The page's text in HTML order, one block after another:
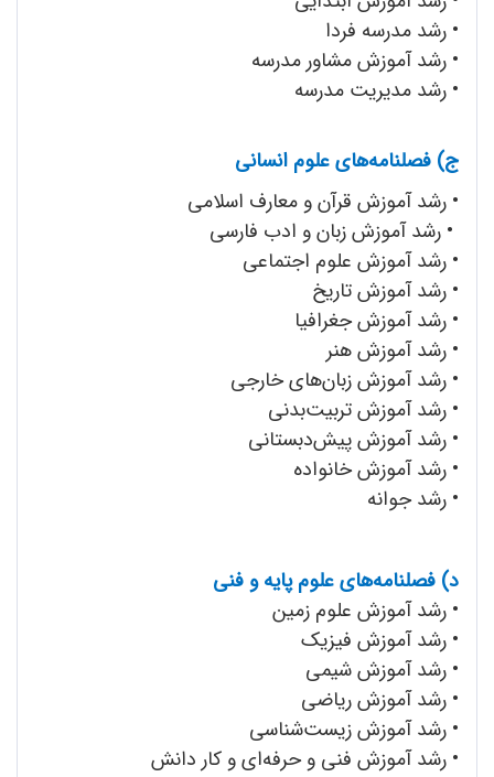
• رشد مدرسه فردا
• رشد آموزش مشاور مدرسه
• رشد مدیریت مدرسه
ج) فصلنامه‌های علوم انسانی
• رشد آموزش قرآن و معارف اسلامی
• رشد آموزش زبان و ادب فارسی
• رشد آموزش علوم اجتماعی
• رشد آموزش تاریخ
• رشد آموزش جغرافیا
• رشد آموزش هنر
• رشد ‌آموزش زبان‌های خارجی
• رشد آموزش تربیت‌بدنی
• رشد آموزش پیش‌دبستانی
• رشد آموزش خانواده
• رشد جوانه
د) فصلنامه‌های علوم پایه و فنی
• رشد آموزش علوم زمین
• رشد آموزش فیزیک
• رشد آموزش شیمی
• رشد آموزش ریاضی
• رشد آموزش زیست‌شناسی
• رشد آموزش فنی و حرفه‌ای و کار دانش